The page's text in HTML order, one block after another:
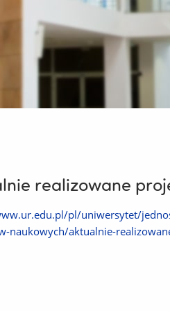
realizowane
pl/uniwersytet/
naukowych/aktualnie-